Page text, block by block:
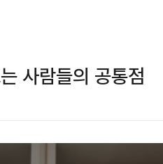
사람들의 공통점